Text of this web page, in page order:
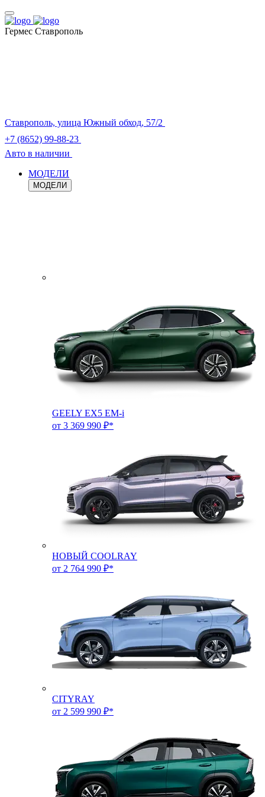
Гермес Ставрополь
Ставрополь, улица Южный обход, 57/2
+7 (8652) 99-88-23
Авто в наличии
МОДЕЛИ
МОДЕЛИ
GEELY EX5 EM-i
от 3 369 990 ₽*
НОВЫЙ COOLRAY
от 2 764 990 ₽*
CITYRAY
от 2 599 990 ₽*